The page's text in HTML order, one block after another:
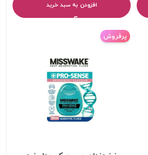
افزودن به سبد خرید
پرفروش